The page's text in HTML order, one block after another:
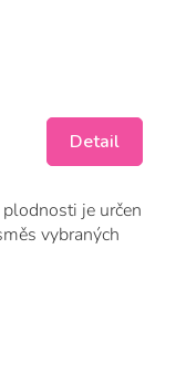
Detail
je určen
vybraných